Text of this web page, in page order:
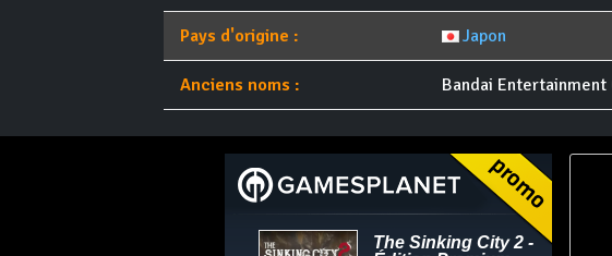
Pays d'origine : Japon
Anciens noms : Bandai Entertainment